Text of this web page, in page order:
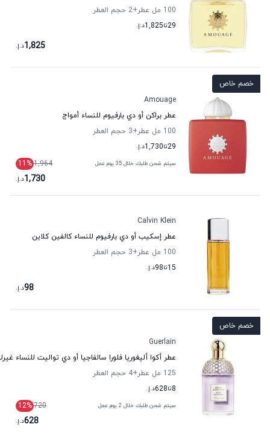
100 مل عطر
+2
حجم العطر
29تا1,825د.إ.
1,825د.إ.
خصم خاص
Amouage
عطر براكن أو دي بارفيوم للنساء أمواج
100 مل عطر
+3
حجم العطر
29تا1,730د.إ.
سيتم شحن طلبك خلال 35 يوم عمل 1,964
11 %
1,730د.إ.
Calvin Klein
عطر إسكيب أو دي بارفيوم للنساء كالفين كلاين
100 مل عطر
+3
حجم العطر
15تا98د.إ.
98د.إ.
خصم خاص
Guerlain
عطر أكوا أليغوريا فلورا سالفاجيا أو دي تواليت للنساء
125 مل عطر
+4
حجم العطر
8تا628د.إ.
سيتم شحن طلبك خلال 2 يوم عمل 720
12%
628د.إ.